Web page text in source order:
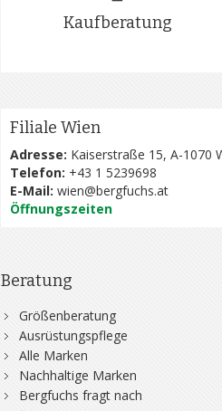
Kaufberatung
Filiale Wien
Adresse: Kaiserstraße 15, A-1070
Telefon: +43 1 5239698
E-Mail: wien@bergfuchs.at
Öffnungszeiten
Beratung
Größenberatung
Ausrüstungspflege
Alle Marken
Nachhaltige Marken
Bergfuchs fragt nach